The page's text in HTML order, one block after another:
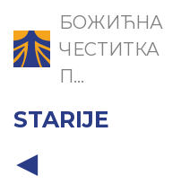
БОЖИЋНА
ЧЕСТИТКА
П...
STARIJE